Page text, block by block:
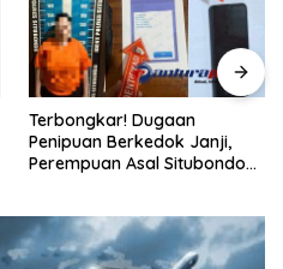
Terbongkar! Dugaan
Penipuan Berkedok Janji,
Perempuan Asal Situbondo